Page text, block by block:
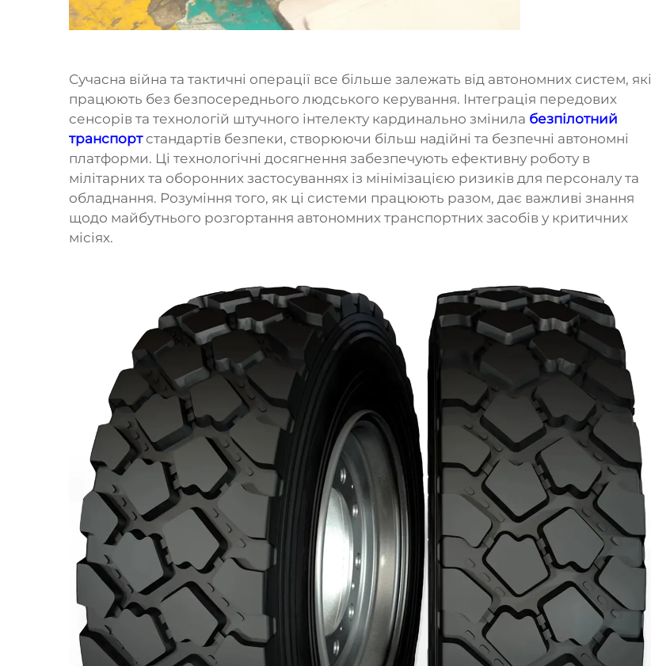
Сучасна війна та тактичні операції все більше залежать від автономних систем, які
працюють без безпосереднього людського керування. Інтеграція передових
сенсорів та технологій штучного інтелекту кардинально змінила безпілотний
транспорт стандартів безпеки, створюючи більш надійні та безпечні автономні
платформи. Ці технологічні досягнення забезпечують ефективну роботу в
мілітарних та оборонних застосуваннях із мінімізацією ризиків для персоналу та
обладнання. Розуміння того, як ці системи працюють разом, дає важливі знання
щодо майбутнього розгортання автономних транспортних засобів у критичних
місіях.